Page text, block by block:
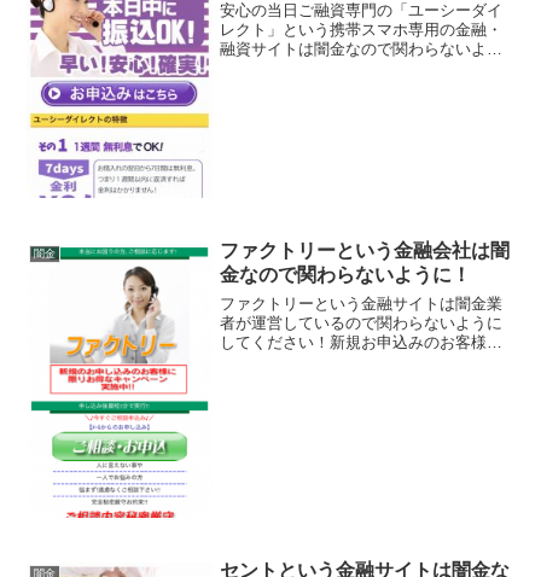
安心の当日ご融資専門の「ユーシーダイ
レクト」という携帯スマホ専用の金融・
融資サイトは闇金なので関わらないよう
闇金
ファクトリーという金融会社は闇
金なので関わらないように！
ファクトリーという金融サイトは闇金業
者が運営しているので関わらないように
してください！新規お申込みのお客様に
闇金
セントという金融サイトは闇金な